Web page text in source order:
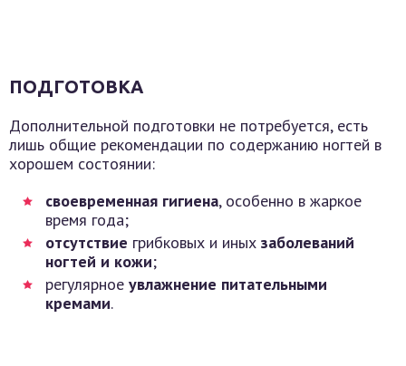
ПОДГОТОВКА
Дополнительной подготовки не потребуется, есть
лишь общие рекомендации по содержанию ногтей в
хорошем состоянии:
своевременная гигиена, особенно в жаркое
время года;
отсутствие грибковых и иных заболеваний
ногтей и кожи;
регулярное увлажнение питательными
кремами.